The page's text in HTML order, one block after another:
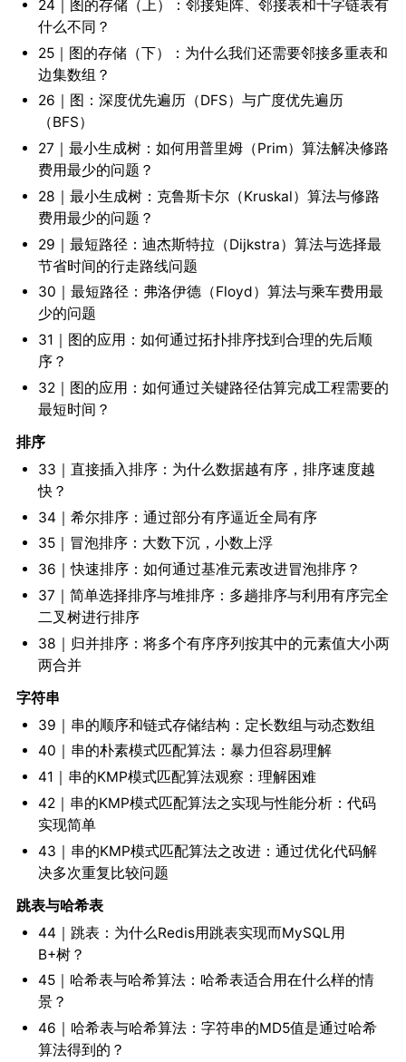
24｜图的存储（上）：邻接矩阵、邻接表和十字链表有
什么不同？
25｜图的存储（下）：为什么我们还需要邻接多重表和
边集数组？
26｜图：深度优先遍历（DFS）与广度优先遍历
（BFS）
27｜最小生成树：如何用普里姆（Prim）算法解决修路
费用最少的问题？
28｜最小生成树：克鲁斯卡尔（Kruskal）算法与修路
费用最少的问题？
29｜最短路径：迪杰斯特拉（Dijkstra）算法与选择最
节省时间的行走路线问题
30｜最短路径：弗洛伊德（Floyd）算法与乘车费用最
少的问题
31｜图的应用：如何通过拓扑排序找到合理的先后顺
序？
32｜图的应用：如何通过关键路径估算完成工程需要的
最短时间？
排序
33｜直接插入排序：为什么数据越有序，排序速度越
快？
34｜希尔排序：通过部分有序逼近全局有序
35｜冒泡排序：大数下沉，小数上浮
36｜快速排序：如何通过基准元素改进冒泡排序？
37｜简单选择排序与堆排序：多趟排序与利用有序完全
二叉树进行排序
38｜归并排序：将多个有序序列按其中的元素值大小两
两合并
字符串
39｜串的顺序和链式存储结构：定长数组与动态数组
40｜串的朴素模式匹配算法：暴力但容易理解
41｜串的KMP模式匹配算法观察：理解困难
42｜串的KMP模式匹配算法之实现与性能分析：代码
实现简单
43｜串的KMP模式匹配算法之改进：通过优化代码解
决多次重复比较问题
跳表与哈希表
44｜跳表：为什么Redis用跳表实现而MySQL用
B+树？
45｜哈希表与哈希算法：哈希表适合用在什么样的情
景？
46｜哈希表与哈希算法：字符串的MD5值是通过哈希
算法得到的？